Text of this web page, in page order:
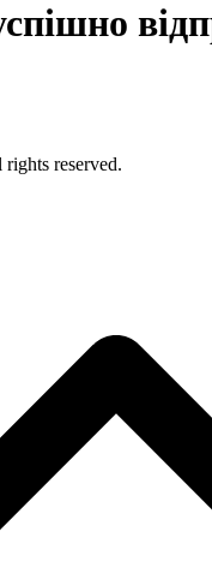
reserved.